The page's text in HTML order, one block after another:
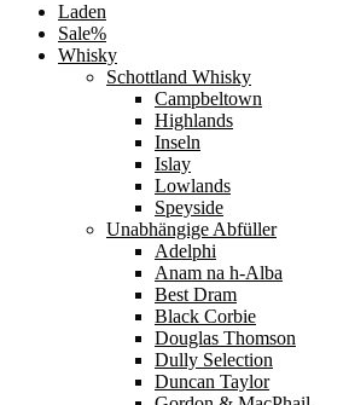
Laden
Sale%
Whisky
Schottland Whisky
Campbeltown
Highlands
Inseln
Islay
Lowlands
Speyside
Unabhängige Abfüller
Adelphi
Anam na h-Alba
Best Dram
Black Corbie
Douglas Thomson
Dully Selection
Duncan Taylor